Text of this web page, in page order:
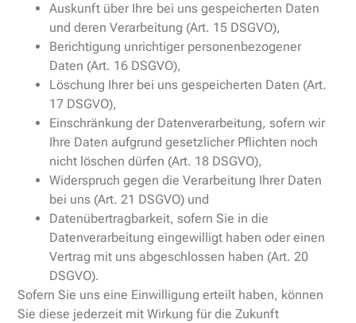
Auskunft über Ihre bei uns gespeicherten Daten
und deren Verarbeitung (Art. 15 DSGVO),
Berichtigung unrichtiger personenbezogener
Daten (Art. 16 DSGVO),
Löschung Ihrer bei uns gespeicherten Daten (Art.
17 DSGVO),
Einschränkung der Datenverarbeitung, sofern wir
Ihre Daten aufgrund gesetzlicher Pflichten noch
nicht löschen dürfen (Art. 18 DSGVO),
Widerspruch gegen die Verarbeitung Ihrer Daten
bei uns (Art. 21 DSGVO) und
Datenübertragbarkeit, sofern Sie in die
Datenverarbeitung eingewilligt haben oder einen
Vertrag mit uns abgeschlossen haben (Art. 20
DSGVO).
Sofern Sie uns eine Einwilligung erteilt haben, können
Sie diese jederzeit mit Wirkung für die Zukunft